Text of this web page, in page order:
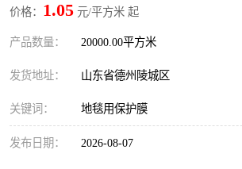
价格： 1.05 元/平方米 起
产品数量： 20000.00平方米
发货地址： 山东省德州陵城区
关键词： 地毯用保护膜
发布日期： 2026-08-07